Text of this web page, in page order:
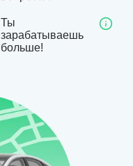
Ты
зарабатываешь
больше!